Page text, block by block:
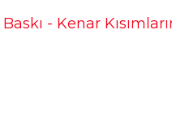
- Kenar